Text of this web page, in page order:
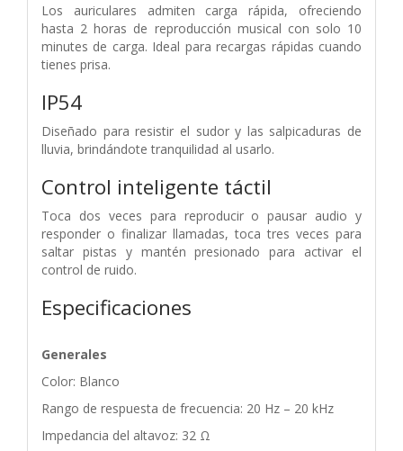
Los auriculares admiten carga rápida, ofreciendo
hasta 2 horas de reproducción musical con solo 10
minutes de carga. Ideal para recargas rápidas cuando
tienes prisa.
IP54
Diseñado para resistir el sudor y las salpicaduras de
lluvia, brindándote tranquilidad al usarlo.
Control inteligente táctil
Toca dos veces para reproducir o pausar audio y
responder o finalizar llamadas, toca tres veces para
saltar pistas y mantén presionado para activar el
control de ruido.
Especificaciones
Generales
Color: Blanco
Rango de respuesta de frecuencia: 20 Hz – 20 kHz
Impedancia del altavoz: 32 Ω